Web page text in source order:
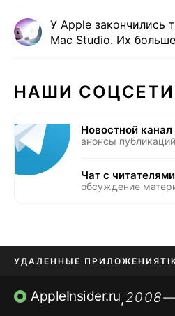
У Apple закончились
Mac Studio. Их
НАШИ СОЦСЕТИ
Новостной канал
анонсы публикаций
Чат с читателями
обсуждение
УДАЛЕННЫЕ ПРИЛОЖЕНИЯ
ПРИЛОЖЕНИЯ БЕЗ APP STORE
AppleInsider.ru,